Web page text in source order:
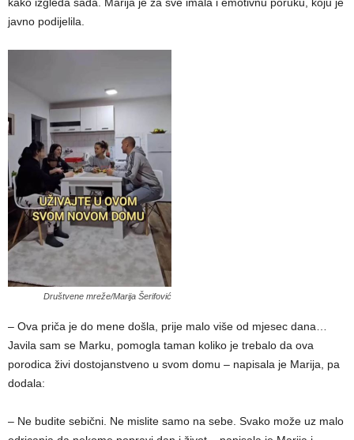
kako izgleda sada. Marija je za sve imala i emotivnu poruku, koju je
javno podijelila.
Društvene mreže/Marija Šerifović
– Ova priča je do mene došla, prije malo više od mjesec dana…
Javila sam se Marku, pomogla taman koliko je trebalo da ova
porodica živi dostojanstveno u svom domu – napisala je Marija, pa
dodala:
– Ne budite sebični. Ne mislite samo na sebe. Svako može uz malo